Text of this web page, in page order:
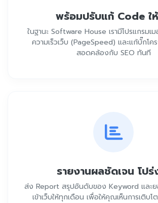
พร้อมปรับแก้ Code ใ
ในฐานะ Software House เรามีโปรแกรมเ
ความเร็วเว็บ (PageSpeed) และแก้บั๊กโค
สอดคล้องกับ SEO ทันที
รายงานผลชัดเจน โปร่
ส่ง Report สรุปอันดับของ Keyword และ
เข้าเว็บให้ทุกเดือน เพื่อให้คุณเห็นการเติบโ